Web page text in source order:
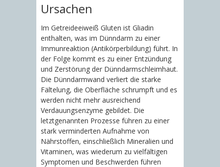
Ursachen
Im Getreideeiweiß Gluten ist Gliadin
enthalten, was im Dünndarm zu einer
Immunreaktion (Antikörperbildung) führt. In
der Folge kommt es zu einer Entzündung
und Zerstörung der Dünndarmschleimhaut.
Die Dünndarmwand verliert die starke
Fältelung, die Oberfläche schrumpft und es
werden nicht mehr ausreichend
Verdauungsenzyme gebildet. Die
letztgenannten Prozesse führen zu einer
stark verminderten Aufnahme von
Nährstoffen, einschließlich Mineralien und
Vitaminen, was wiederum zu vielfältigen
Symptomen und Beschwerden führen